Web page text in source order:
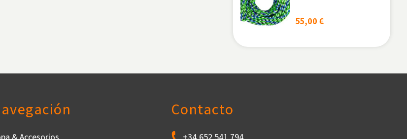
55,00€
Contacto